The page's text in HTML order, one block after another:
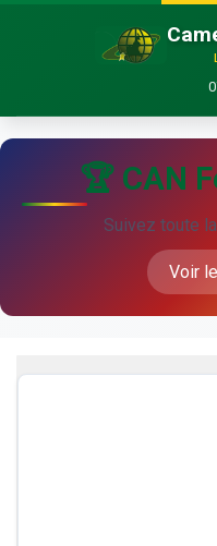
🏆 CAN
Suivez toute
Voir